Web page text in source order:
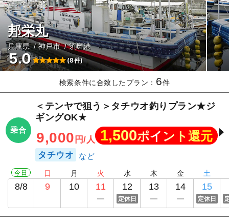
邦栄丸
兵庫県 神戸市 須磨港
5.0 (8件)
検索条件に合致したプラン： 6件
乗合
＜テンヤで狙う＞タチウオ釣りプラン★ジ
ギングOK★
9,000 円/人 1,500ポイント還元
タチウオ
今日
8/8
日
9
月
10
火
11
水
12
定休日
木
13
金
14
土
15
定休日